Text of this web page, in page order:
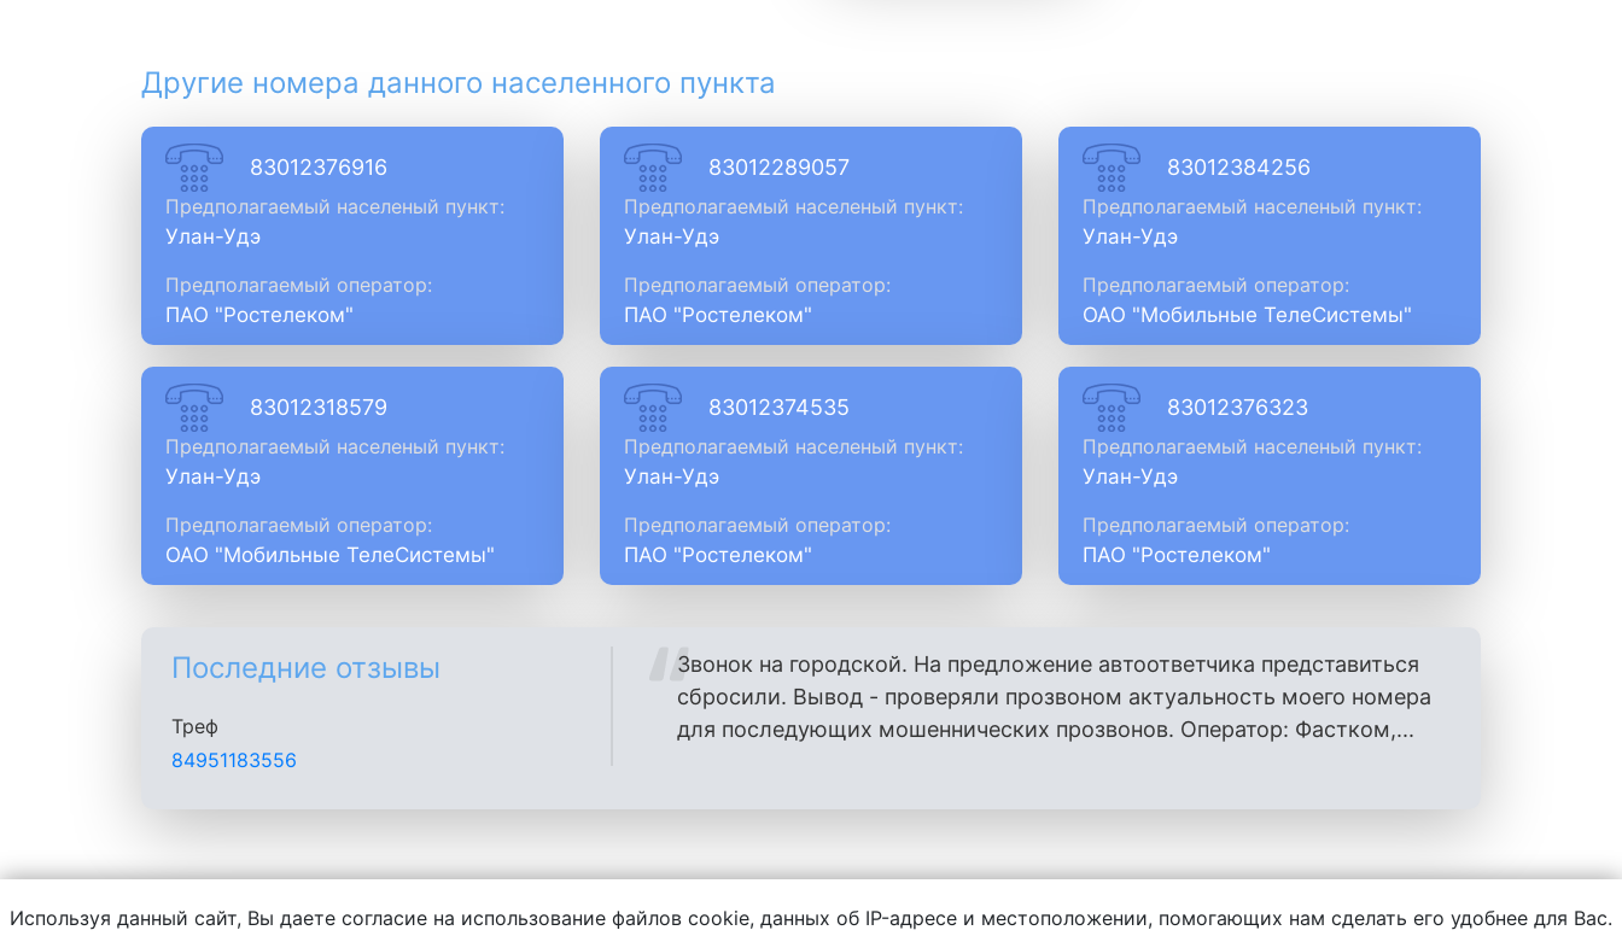
Другие номера данного населенного пункта
83012376916
Предполагаемый населеный пункт:
Улан-Удэ
Предполагаемый оператор:
ПАО "Ростелеком"
83012289057
Предполагаемый населеный пункт:
Улан-Удэ
Предполагаемый оператор:
ПАО "Ростелеком"
83012384256
Предполагаемый населеный пункт:
Улан-Удэ
Предполагаемый оператор:
ОАО "Мобильные ТелеСистемы"
83012318579
Предполагаемый населеный пункт:
Улан-Удэ
Предполагаемый оператор:
ОАО "Мобильные ТелеСистемы"
83012374535
Предполагаемый населеный пункт:
Улан-Удэ
Предполагаемый оператор:
ПАО "Ростелеком"
83012376323
Предполагаемый населеный пункт:
Улан-Удэ
Предполагаемый оператор:
ПАО "Ростелеком"
Последние отзывы
Треф
84951183556
Звонок на городской. На предложение автоответчика представиться
сбросили. Вывод - проверяли прозвоном актуальность моего номера
для последующих мошеннических прозвонов. Оператор: Фастком,...
Администрация сайта не несет ответственности за содержание комментариев, любой другой информации, написанной пользователями.
Используя данный сайт, Вы даете согласие на использование файлов cookie, данных об IP-адресе и местоположении, помогающих нам сделать его удобнее для Вас.